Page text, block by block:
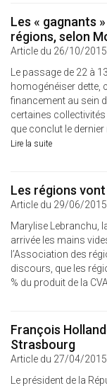
Les « gagnants
régions, selon
Article du 26/10/2015
Le passage de 22 à
homogénéiser dette,
financement au sein
certaines collectivités
que conclut le dernier
Lire la suite
Les régions
Article du 29/06/2015
Marylise Lebranchu,
arrivée les mains
l’Association des
discours, que les
% du produit de la
François
Strasbourg
Article du 27/04/2015
Le président de la